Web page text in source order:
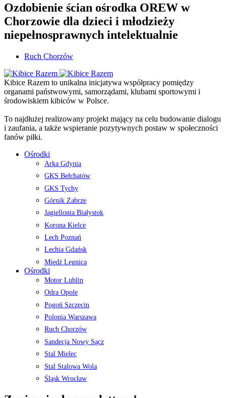
Ozdobienie ścian ośrodka OREW w
Chorzowie dla dzieci i młodzieży
niepełnosprawnych intelektualnie
Ruch Chorzów
Kibice Razem to unikalna inicjatywa współpracy pomiędzy
organami państwowymi, samorządami, klubami sportowymi i
środowiskiem kibiców w Polsce.
To najdłużej realizowany projekt mający na celu budowanie dialogu
i zaufania, a także wspieranie pozytywnych postaw w społeczności
fanów piłki.
Ośrodki
Arka Gdynia
GKS Bełchatów
GKS Tychy
Górnik Zabrze
Jagiellonia Białystok
Korona Kielce
Lech Poznań
Lechia Gdańsk
Miedź Legnica
Ośrodki
Motor Lublin
Odra Opole
Pogoń Szczecin
Polonia Warszawa
Ruch Chorzów
Sandecja Nowy Sącz
Stal Mielec
Stal Stalowa Wola
Śląsk Wrocław